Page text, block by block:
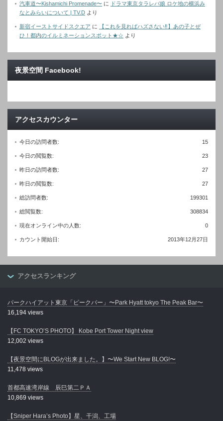
汽車道〜Kishamichi Promenade〜 に
ドラマ東京タラレバ娘 ロケ地の横浜み
なとみらいについて | TV.D より
新宿イーストサイドスクエア に
【これを見ればハズさない‼︎】あの子とぜ
ひ！都内のイルミネーションスポット★☆ より
夜景空間 Facebook!
アクセスカウンター
15
今日の訪問者数:
23
今日の閲覧数:
27
昨日の訪問者数:
27
昨日の閲覧数:
199301
総訪問者数:
308834
総閲覧数:
0
現在オンライン中の人数:
2013年12月27日
カウント開始日:
アクセスランキング
パークハイアット東京「ピークバー」〜Park Hyatt tokyo The Peak Bar〜
16,194 views
【FC TOKYO’S PHOTO】 Kobe Port Tower Night view
12,002 views
【夜景空間にBLOGが出来ました。】〜We Start New BLOG!〜
11,478 views
首都高速湾岸線 辰巳第二ＰＡ
10,869 views
【Sniper Hara’s Photo】星、干潟、工場